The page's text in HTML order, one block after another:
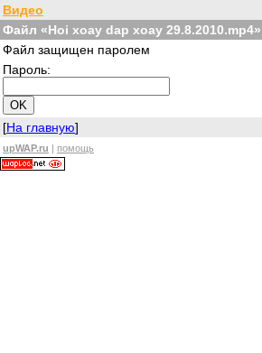
Видео
Файл «Hoi xoay dap xoay 29.8.2010.mp4»
Файл защищен паролем
Пароль:
[На главную]
upWAP.ru | помощь